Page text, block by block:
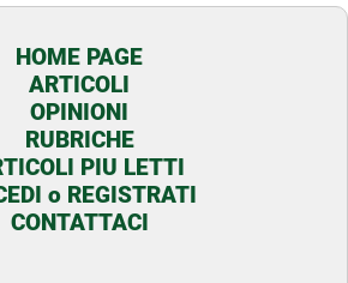
HOME PAGE
ARTICOLI
OPINIONI
RUBRICHE
PIU LETTI
o REGISTRATI
CONTATTACI